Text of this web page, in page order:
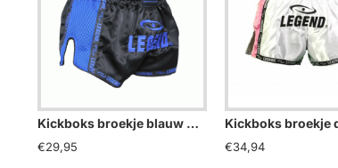
Kickboks broekje blauw mesh Legend Trendy - Maat: L
€29,95 €34,94